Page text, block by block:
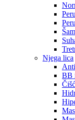
Njega lica
BB